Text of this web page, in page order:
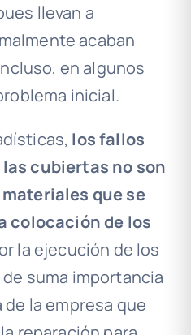
llevan a
acaban
en algunos
inicial.
los fallos
cubiertas no son
que se
colocación de los
la ejecución de los
suma importancia
la empresa que